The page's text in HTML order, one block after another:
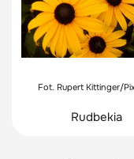
Fot. Rupert Kittinger/
Rudbekia